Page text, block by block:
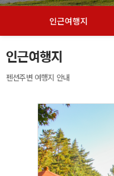
인근여행지
인근여행지
펜션주변 여행지 안내